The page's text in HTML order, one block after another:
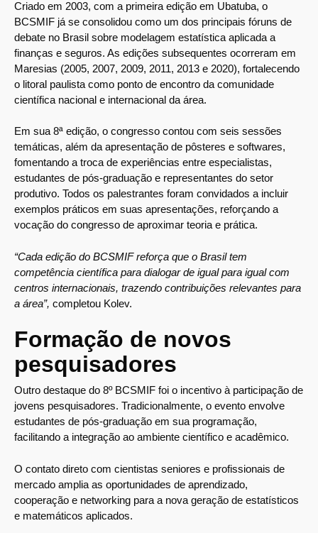
Criado em 2003, com a primeira edição em Ubatuba, o
BCSMIF já se consolidou como um dos principais fóruns de
debate no Brasil sobre modelagem estatística aplicada a
finanças e seguros. As edições subsequentes ocorreram em
Maresias (2005, 2007, 2009, 2011, 2013 e 2020), fortalecendo
o litoral paulista como ponto de encontro da comunidade
científica nacional e internacional da área.
Em sua 8ª edição, o congresso contou com seis sessões
temáticas, além da apresentação de pôsteres e softwares,
fomentando a troca de experiências entre especialistas,
estudantes de pós-graduação e representantes do setor
produtivo. Todos os palestrantes foram convidados a incluir
exemplos práticos em suas apresentações, reforçando a
vocação do congresso de aproximar teoria e prática.
“Cada edição do BCSMIF reforça que o Brasil tem
competência científica para dialogar de igual para igual com
centros internacionais, trazendo contribuições relevantes para
a área”, completou Kolev.
Formação de novos
pesquisadores
Outro destaque do 8º BCSMIF foi o incentivo à participação de
jovens pesquisadores. Tradicionalmente, o evento envolve
estudantes de pós-graduação em sua programação,
facilitando a integração ao ambiente científico e acadêmico.
O contato direto com cientistas seniores e profissionais de
mercado amplia as oportunidades de aprendizado,
cooperação e networking para a nova geração de estatísticos
e matemáticos aplicados.